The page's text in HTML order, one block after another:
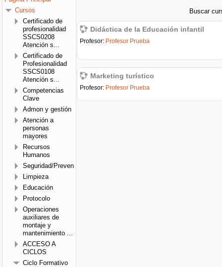
Buscar
Didáctica de la Educación infantil
Profesor: Profesor Prueba
Marketing turístico
Profesor: Profesor Prueba
Cursos
Certificado de
profesionalidad
SSCS0208
Atención s...
Certificado de
Profesionalidad
SSCS0108
Atención s...
Competencias
Clave
Admon y gestión
Atención a
personas
mayores
Recursos
Humanos
Seguridad/Prevención
Limpieza
Educación
Protocolo
Operaciones
auxiliares de
montaje y
mantenimiento ...
ACCESO A
CICLOS
Ciclo Formativo